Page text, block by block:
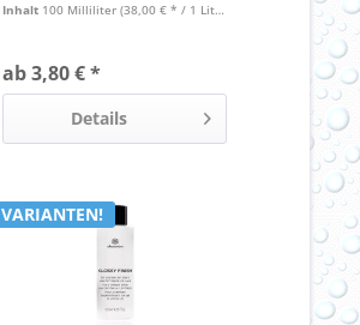
Inhalt 100 Milliliter (38,00 € * / 1 Liter)
ab 3,80 € *
Details
VARIANTEN!